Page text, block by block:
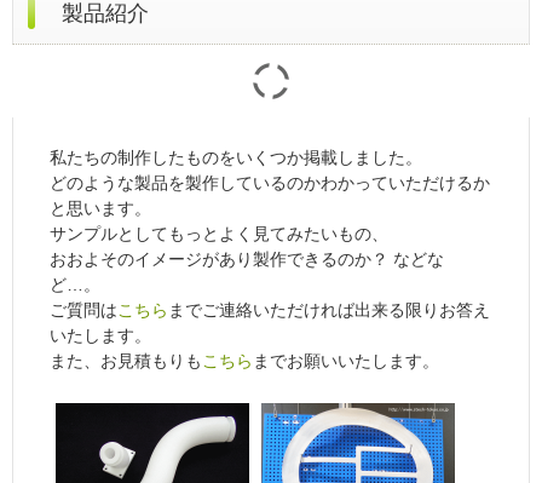
製品紹介
私たちの制作したものをいくつか掲載しました。
どのような製品を製作しているのかわかっていただけるか
と思います。
サンプルとしてもっとよく見てみたいもの、
おおよそのイメージがあり製作できるのか？ などな
ど…。
ご質問はこちら までご連絡いただければ出来る限りお答え
いたします。
また、お見積もりも こちら までお願いいたします。